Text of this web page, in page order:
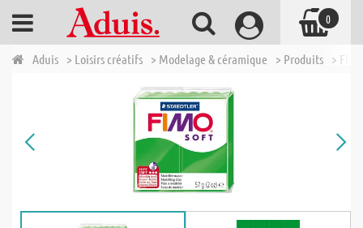
Aduis > Loisirs créatifs > Modelage & céramique > Produits >
0